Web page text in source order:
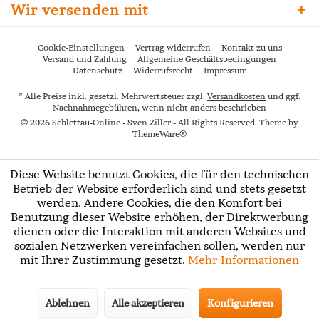
Wir versenden mit
Cookie-Einstellungen Vertrag widerrufen
Kontakt zu uns
Versand und Zahlung
Allgemeine Geschäftsbedingungen
Datenschutz
Widerrufsrecht Impressum
* Alle Preise inkl. gesetzl. Mehrwertsteuer zzgl. Versandkosten und ggf.
Nachnahmegebühren, wenn nicht anders beschrieben
© 2026 Schlettau-Online - Sven Ziller - All Rights Reserved. Theme by
ThemeWare®
Diese Website benutzt Cookies, die für den technischen
Betrieb der Website erforderlich sind und stets gesetzt
werden. Andere Cookies, die den Komfort bei
Benutzung dieser Website erhöhen, der Direktwerbung
dienen oder die Interaktion mit anderen Websites und
sozialen Netzwerken vereinfachen sollen, werden nur
mit Ihrer Zustimmung gesetzt. Mehr Informationen
Ablehnen Alle akzeptieren Konfigurieren